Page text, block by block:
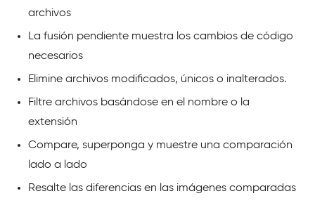
archivos
La fusión pendiente muestra los cambios de código
necesarios
Elimine archivos modificados, únicos o inalterados.
Filtre archivos basándose en el nombre o la
extensión
Compare, superponga y muestre una comparación
lado a lado
Resalte las diferencias en las imágenes comparadas